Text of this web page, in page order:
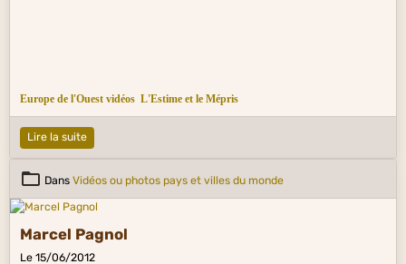
Europe de l'Ouest vidéos L'Estime et le Mépris
Lire la suite
Dans Vidéos ou photos pays et villes du monde
Marcel Pagnol
Le 15/06/2012